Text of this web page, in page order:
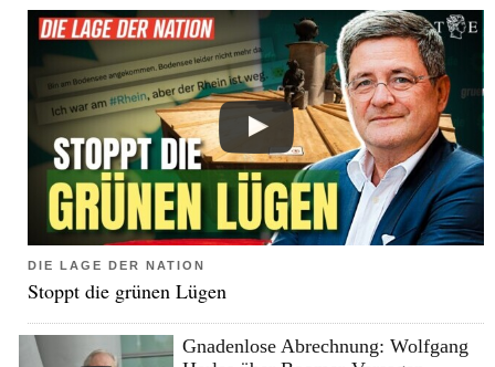
DIE LAGE DER NATION
Stoppt die grünen Lügen
Gnadenlose Abrechnung: Wolfgang